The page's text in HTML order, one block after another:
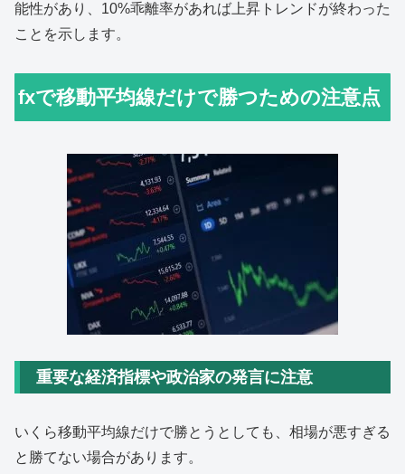
能性があり、10%乖離率があれば上昇トレンドが終わった
ことを示します。
fxで移動平均線だけで勝つための注意点
重要な経済指標や政治家の発言に注意
いくら移動平均線だけで勝とうとしても、相場が悪すぎる
と勝てない場合があります。